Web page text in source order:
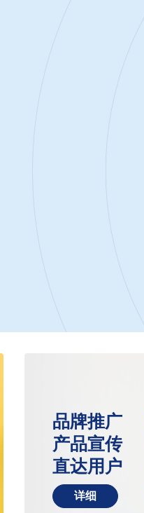
品牌推广
产品宣传
直达用户
详细